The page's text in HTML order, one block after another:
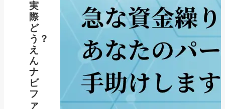
実
際
ど
う？
え
ん
ナ
ビ
フ
ァ